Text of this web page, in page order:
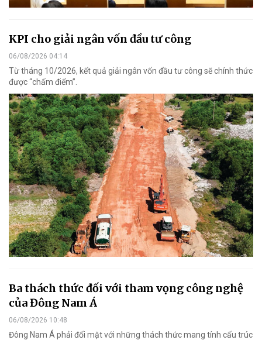
KPI cho giải ngân vốn đầu tư công
06/08/2026 04:14
Từ tháng 10/2026, kết quả giải ngân vốn đầu tư công sẽ chính thức
được “chấm điểm”.
Ba thách thức đối với tham vọng công nghệ
của Đông Nam Á
06/08/2026 10:48
Đông Nam Á phải đối mặt với những thách thức mang tính cấu trúc